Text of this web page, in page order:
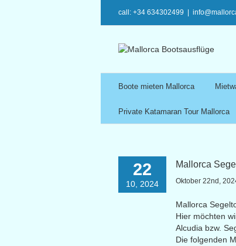
call: +34 634302499
Boote mieten Mallorca
Private Katamaran Tour Mallorca
22
10, 2024
Mallorca
Oktober 22nd,
Mallorca
Hier möchten
Alcudia bzw.
Die folgenden